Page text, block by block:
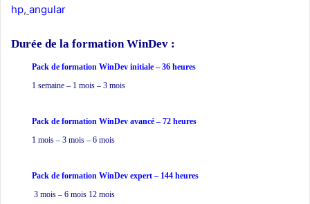
hp, angular
Durée de la formation WinDev :
Pack de formation WinDev initiale – 36 heures
1 semaine – 1 mois – 3 mois
Pack de formation WinDev avancé – 72 heures
1 mois – 3 mois – 6 mois
Pack de formation WinDev expert – 144 heures
3 mois – 6 mois 12 mois